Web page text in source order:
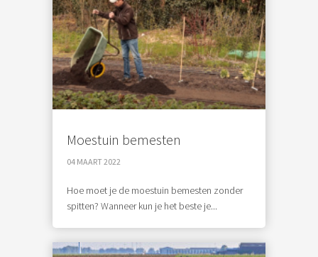
Moestuin bemesten
04 MAART 2022
Hoe moet je de moestuin bemesten zonder
spitten? Wanneer kun je het beste je...